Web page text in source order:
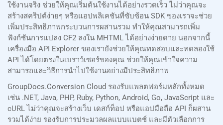
ใช้งานจริง ช่วยให้คุณเริ่มต้นใช้งานได้อย่างรวดเร็ว ไม่ว่าคุณจะ
สร้างสคริปต์ง่ายๆ หรือแอปพลิเคชันที่ซับซ้อน SDK ของเราจะช่วย
เพิ่มประสิทธิภาพกระบวนการผสานรวม ทำให้คุณสามารถเพิ่ม
ฟังก์ชันการแปลง CF2 ลงใน MHTML ได้อย่างง่ายดาย นอกจากนี้
เครื่องมือ API Explorer ของเรายังช่วยให้คุณทดสอบและทดลองใช้
API ได้โดยตรงในเบราว์เซอร์ของคุณ ช่วยให้คุณเข้าใจความ
สามารถและวิธีการนำไปใช้งานอย่างมีประสิทธิภาพ
GroupDocs.Conversion Cloud รองรับแพลตฟอร์มหลักทั้งหมด
เช่น .NET, Java, PHP, Ruby, Python, Android, Go, JavaScript และ
cURL ไม่ว่าคุณจะสร้างเว็บ เดสก์ท็อป หรือแอปมือถือ API ก็ผสาน
รวมได้ง่าย รองรับการประมวลผลแบบแบตช์ และมีตัวเลือกการ